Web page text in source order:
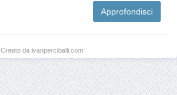
Approfondisci
Creato da ivanperciballi.com